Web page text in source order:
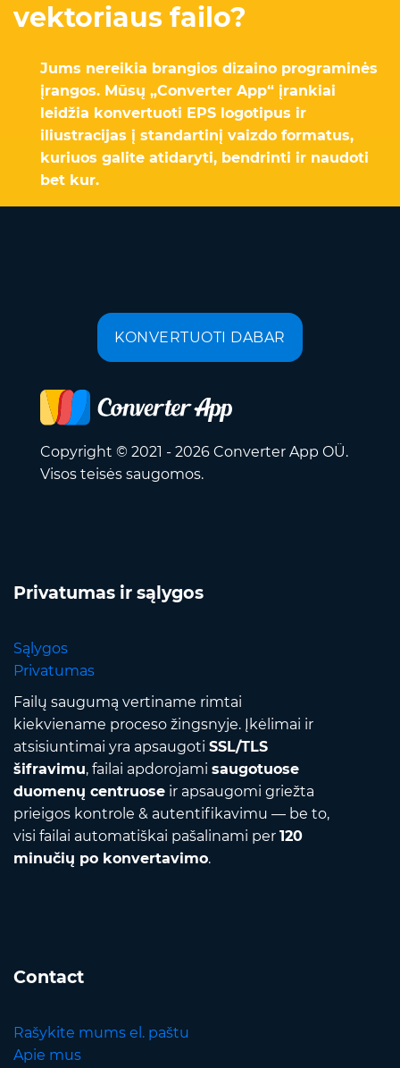
vektoriaus failo?
Jums nereikia brangios dizaino programinės
įrangos. Mūsų „Converter App“ įrankiai
leidžia konvertuoti EPS logotipus ir
iliustracijas į standartinį vaizdo formatus,
kuriuos galite atidaryti, bendrinti ir naudoti
bet kur.
KONVERTUOTI DABAR
Copyright © 2021 - 2026 Converter App OÜ.
Visos teisės saugomos.
Privatumas ir sąlygos
Sąlygos
Privatumas
Failų saugumą vertiname rimtai
kiekviename proceso žingsnyje. Įkėlimai ir
atsisiuntimai yra apsaugoti SSL/TLS
šifravimu, failai apdorojami saugotuose
duomenų centruose ir apsaugomi griežta
prieigos kontrole & autentifikavimu — be to,
visi failai automatiškai pašalinami per 120
minučių po konvertavimo.
Contact
Rašykite mums el. paštu
Apie mus